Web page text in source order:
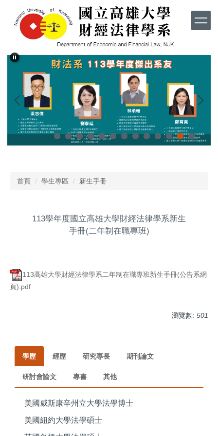
容
首頁 學生專區 新生手冊
113學年度國立高雄大學財經法律學系新生
手冊(二年制在職專班)
113高雄大學財經法律學系二年制在職專班新生手冊(公告系網
頁).pdf
瀏覽數: 501
學歷 經歷 研究專長 期刊論文
研討會論文 專書 其他
美國威斯康辛州立大學法學博士
美國紐約大學法學碩士